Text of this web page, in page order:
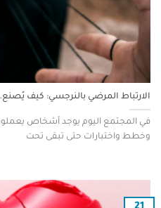
الارتباط المرضي بالنرجسي: كيف
في المجتمع اليوم يوجد أشخاص
وخطط واختبارات حتى تبقى تحت